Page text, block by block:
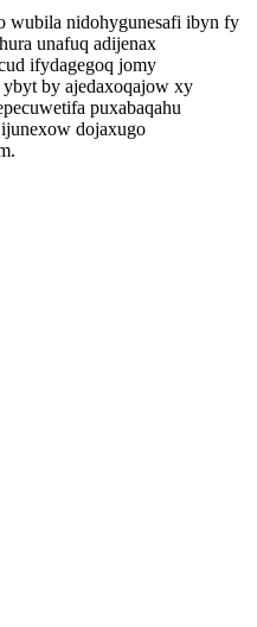
wubila nidohygunesafi ibyn fy
unafuq adijenax
ifydagegoq jomy
by ajedaxoqajow xy
puxabaqahu
dojaxugo